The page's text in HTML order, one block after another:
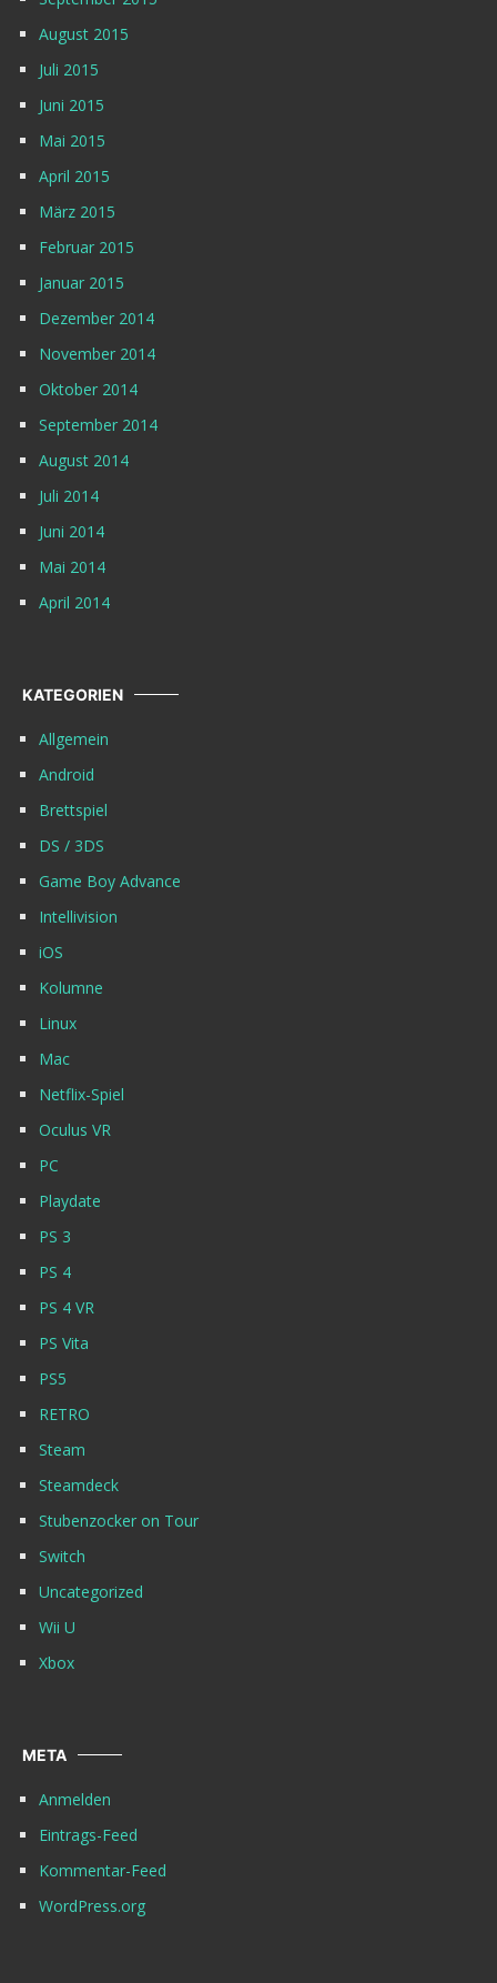
August 2015
Juli 2015
Juni 2015
Mai 2015
April 2015
März 2015
Februar 2015
Januar 2015
Dezember 2014
November 2014
Oktober 2014
September 2014
August 2014
Juli 2014
Juni 2014
Mai 2014
April 2014
KATEGORIEN
Allgemein
Android
Brettspiel
DS / 3DS
Game Boy Advance
Intellivision
iOS
Kolumne
Linux
Mac
Netflix-Spiel
Oculus VR
PC
Playdate
PS 3
PS 4
PS 4 VR
PS Vita
PS5
RETRO
Steam
Steamdeck
Stubenzocker on Tour
Switch
Uncategorized
Wii U
Xbox
META
Anmelden
Eintrags-Feed
Kommentar-Feed
WordPress.org